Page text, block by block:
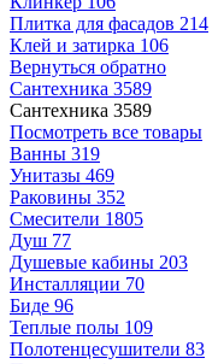
Плитка для фасадов 214
Клей и затирка 106
Вернуться обратно
Сантехника 3589
Сантехника 3589
Посмотреть все товары
Ванны 319
Унитазы 469
Раковины 352
Смесители 1805
Душ 77
Душевые кабины 203
Инсталляции 70
Биде 96
Теплые полы 109
Полотенцесушители 83